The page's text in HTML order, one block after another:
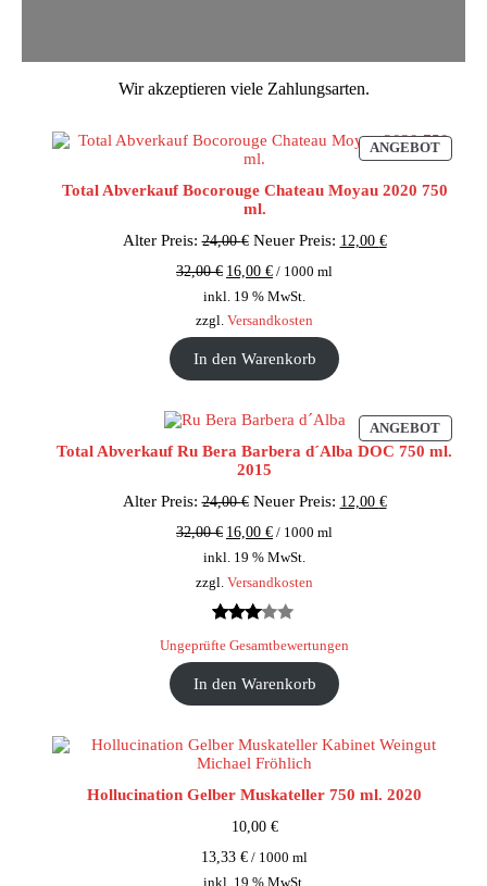
Wir akzeptieren viele Zahlungsarten.
ANGEBOT
IM
Total Abverkauf Bocorouge Chateau Moyau 2020 750
ml.
Alter Preis: 24,00€ Ursprünglicher
war:
24,00 €
Neuer Preis: 12,00 €Aktueller
32,00€ 16,00 € / 1000 ml
inkl. 19 % MwSt.
zzgl. Versandkosten
In den Warenkorb
ANGEBOT
IM
Total Abverkauf Ru Bera Barbera d´Alba DOC 750 ml.
2015
Alter Preis: 24,00€ Ursprünglicher
war:
24,00 €
Neuer Preis: 12,00 €Aktueller
32,00€ 16,00 € / 1000 ml
inkl. 19 % MwSt.
zzgl. Versandkosten
mit
2.94
von 5,
auf
Ungeprüfte Gesamtbewertungen
In den Warenkorb
Hollucination Gelber Muskateller 750 ml. 2020
10,00 €
13,33 € / 1000 ml
inkl. 19 % MwSt.